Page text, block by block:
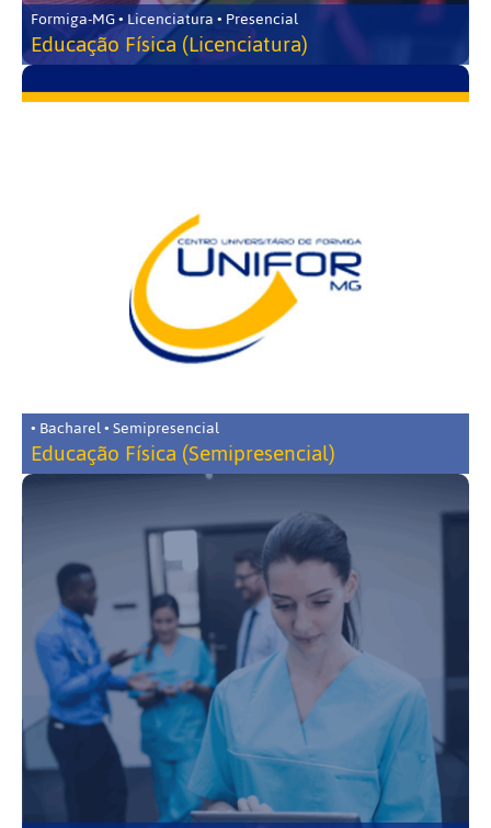
Formiga-MG • Licenciatura • Presencial
Educação Física (Licenciatura)
• Bacharel • Semipresencial
Educação Física (Semipresencial)